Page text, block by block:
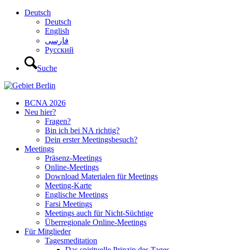
Deutsch
Deutsch
English
فارسی
Русский
Suche
BCNA 2026
Neu hier?
Fragen?
Bin ich bei NA richtig?
Dein erster Meetingsbesuch?
Meetings
Präsenz-Meetings
Online-Meetings
Download Materialen für Meetings
Meeting-Karte
Englische Meetings
Farsi Meetings
Meetings auch für Nicht-Süchtige
Überregionale Online-Meetings
Für Mitglieder
Tagesmeditation